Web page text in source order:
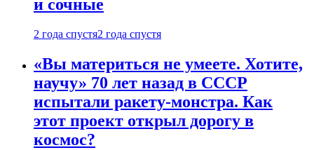
и сочные
2 года спустя2 года спустя
«Вы материться не умеете. Хотите,
научу» 70 лет назад в СССР
испытали ракету-монстра. Как
этот проект открыл дорогу в
космос?